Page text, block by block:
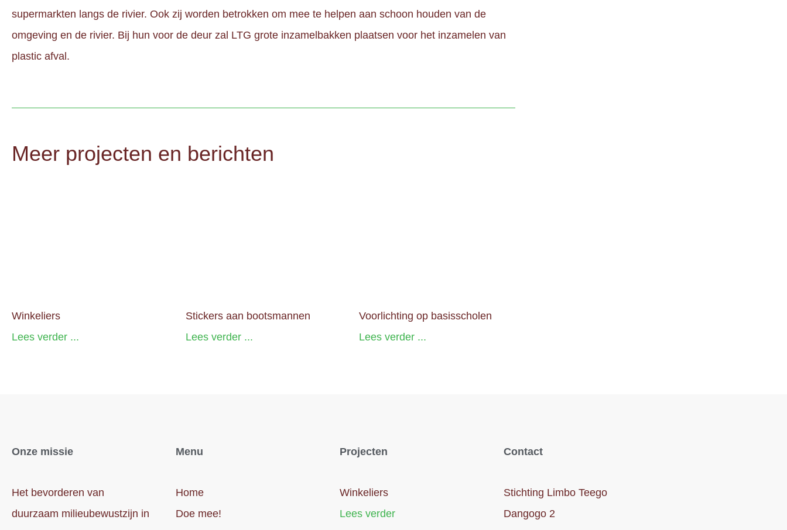
supermarkten langs de rivier. Ook zij worden betrokken om mee te helpen aan schoon houden van de
omgeving en de rivier. Bij hun voor de deur zal LTG grote inzamelbakken plaatsen voor het inzamelen van
plastic afval.
Meer projecten en berichten
Winkeliers
Lees verder ...
Stickers aan bootsmannen
Lees verder ...
Voorlichting op basisscholen
Lees verder ...
Onze missie
Het bevorderen van
duurzaam milieubewustzijn in
Menu
Home
Doe mee!
Projecten
Winkeliers
Lees verder
Contact
Stichting Limbo Teego
Dangogo 2